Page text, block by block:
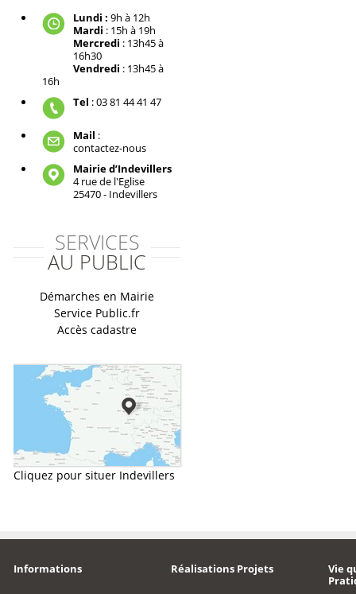
Lundi : 9h à 12h
Mardi : 15h à 19h
Mercredi : 13h45 à
16h30
Vendredi : 13h45 à
16h
Tel : 03 81 44 41 47
Mail :
contactez-nous
Mairie d’Indevillers
4 rue de l'Eglise
25470 - Indevillers
SERVICES
AU PUBLIC
Démarches en Mairie
Service Public.fr
Accès cadastre
Cliquez pour situer Indevillers
Informations Réalisations Projets
Vie